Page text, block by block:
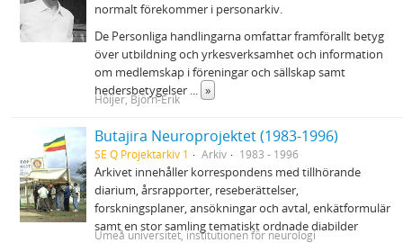
normalt förekommer i personarkiv.
De Personliga handlingarna omfattar framförallt betyg
över utbildning och yrkesverksamhet och information
om medlemskap i föreningar och sällskap samt
hedersbetygelser ... »
Höijer, Björn-Erik
Butajira Neuroprojektet (1983-1996)
SE Q Projektarkiv 1 Arkiv 1983 - 1996
Arkivet innehåller korrespondens med tillhörande
diarium, årsrapporter, reseberättelser,
forskningsplaner, ansökningar och avtal, enkätformulär
samt en stor samling tematiskt ordnade diabilder
Umeå universitet, institutionen för neurologi